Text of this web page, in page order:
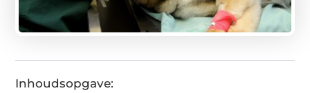
Inhoudsopgave: